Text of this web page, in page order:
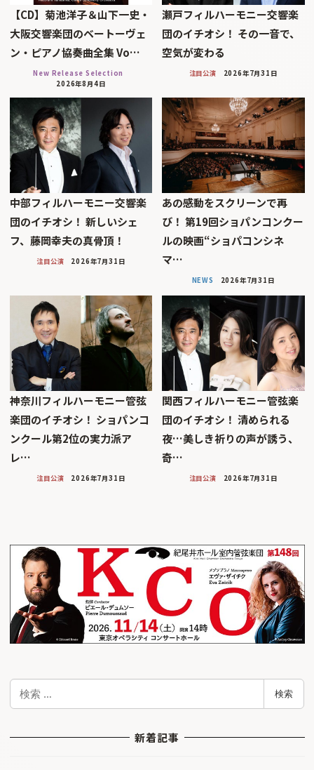
【CD】菊池洋子＆山下一史・
大阪交響楽団のベートーヴェ
ン・ピアノ協奏曲全集 Vo…
New Release Selection
2026年8月4日
瀬戸フィルハーモニー交響楽
団のイチオシ！ その一音で、
空気が変わる
注目公演 2026年7月31日
中部フィルハーモニー交響楽
団のイチオシ！ 新しいシェ
フ、藤岡幸夫の真骨頂！
注目公演 2026年7月31日
あの感動をスクリーンで再
び！ 第19回ショパンコンクー
ルの映画“ショパコンシネ
マ…
NEWS 2026年7月31日
神奈川フィルハーモニー管弦
楽団のイチオシ！ ショパンコ
ンクール第2位の実力派ア
レ…
注目公演 2026年7月31日
関西フィルハーモニー管弦楽
団のイチオシ！ 清められる
夜…美しき祈りの声が誘う、
奇…
注目公演 2026年7月31日
検索
新着記事